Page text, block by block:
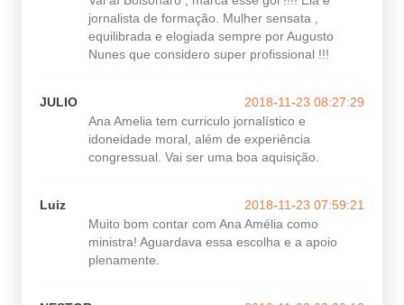
jornalista de formação. Mulher sensata ,
equilibrada e elogiada sempre por Augusto
Nunes que considero super profissional !!!
JULIO
2018-11-23 08:27:29
Ana Amelia tem curriculo jornalístico e
idoneidade moral, além de experiência
congressual. Vai ser uma boa aquisição.
Luiz
2018-11-23 07:59:21
Muito bom contar com Ana Amélia como
ministra! Aguardava essa escolha e a apoio
plenamente.